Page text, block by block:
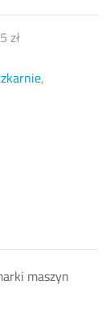
zł
,
maszyn